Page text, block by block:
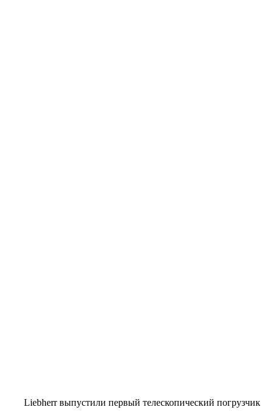
Liebherr выпустили первый телескопический погрузчик